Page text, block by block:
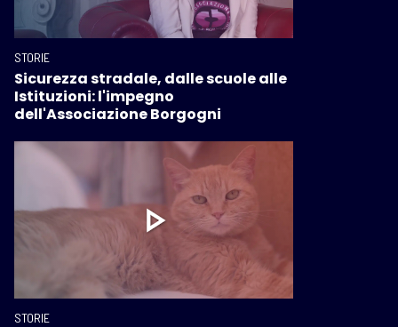
STORIE
Sicurezza stradale, dalle scuole alle
Istituzioni: l'impegno
dell'Associazione Borgogni
STORIE